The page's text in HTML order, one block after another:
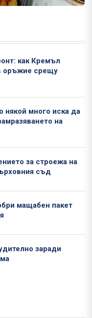
как Кремъл
оръжие срещу
някой много иска да
на
за строежа на
съд
мащабен пакет
заради